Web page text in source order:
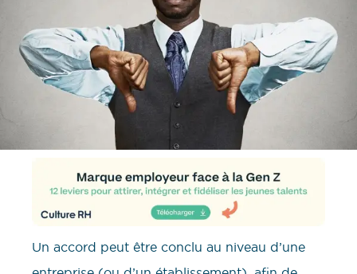
Un accord peut être conclu au niveau d’une